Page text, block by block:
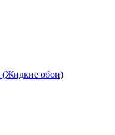
(Жидкие обои)